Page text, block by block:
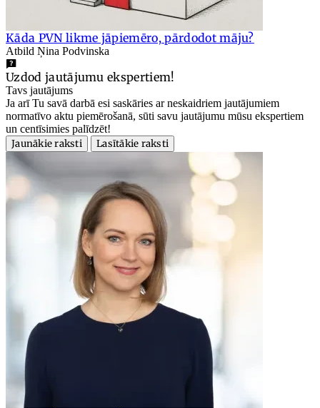
Kāda PVN likme jāpiemēro, pārdodot māju?
Atbild Ņina Podvinska
Uzdod jautājumu ekspertiem!
Tavs jautājums
Ja arī Tu savā darbā esi saskāries ar neskaidriem jautājumiem
normatīvo aktu piemērošanā, sūti savu jautājumu mūsu ekspertiem
un centīsimies palīdzēt!
Jaunākie raksti
Lasītākie raksti